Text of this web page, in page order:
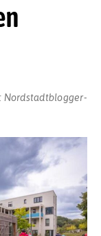
Nordstadtblogger-